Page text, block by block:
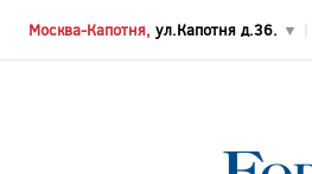
Москва-Капотня, ул.Капотня д.36. ▼